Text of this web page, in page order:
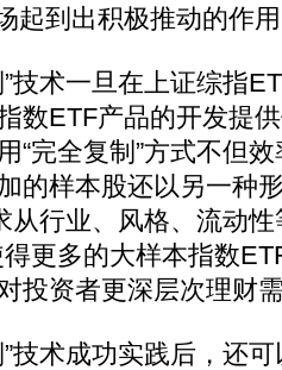
起到出积极推动的作
术一旦在上证综指
数ETF产品的开发提
“完全复制”方式不但
的样本股还以另一种
从行业、风格、流动
更多的大样本指数
投资者更深层次理财
术成功实践后，还可